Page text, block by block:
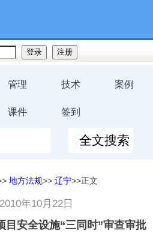
管理 技术 案例
课件 签到
地方法规>> 辽宁>>正文
年10月22日
目安全设施“三同时”审查审批